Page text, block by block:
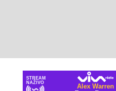
STREAM
NAŽIVO
Alex Warren